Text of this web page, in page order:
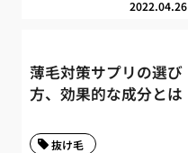
2022.04.26
薄毛対策サプリの選び
方、効果的な成分とは
抜け毛